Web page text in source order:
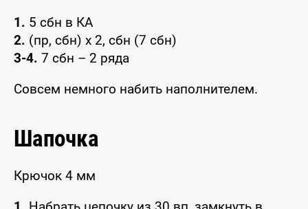
1. 5 сбн в КА
2. (пр, сбн) x 2, сбн (7 сбн)
3-4. 7 сбн – 2 ряда
Совсем немного набить наполнителем.
Шапочка
Крючок 4 мм